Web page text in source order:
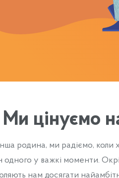
Ми цінуємо
родина, ми радіємо, коли
одного у важкі моменти.
нам досягати